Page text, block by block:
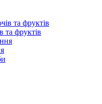
та фруктів